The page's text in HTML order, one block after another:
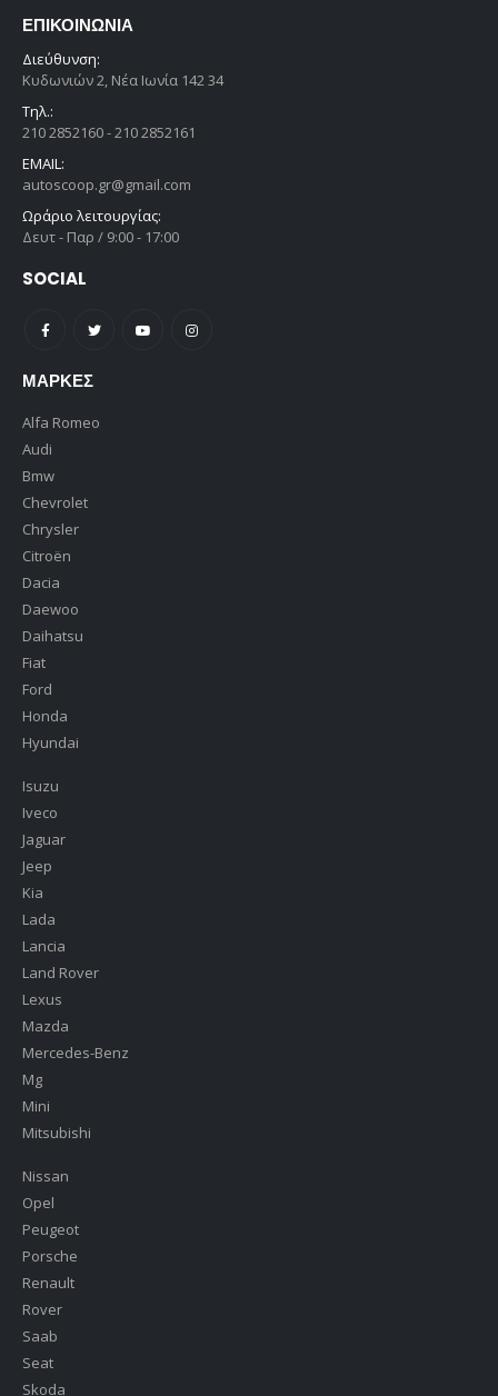
ΕΠΙΚΟΙΝΩΝΊΑ
Διεύθυνση:
Κυδωνιών 2, Νέα Ιωνία 142 34
Τηλ.:
210 2852160 - 210 2852161
EMAIL:
autoscoop.gr@gmail.com
Ωράριο λειτουργίας:
Δευτ - Παρ / 9:00 - 17:00
SOCIAL
ΜΆΡΚΕΣ
Alfa Romeo
Audi
Bmw
Chevrolet
Chrysler
Citroën
Dacia
Daewoo
Daihatsu
Fiat
Ford
Honda
Hyundai
Isuzu
Iveco
Jaguar
Jeep
Kia
Lada
Lancia
Land Rover
Lexus
Mazda
Mercedes-Benz
Mg
Mini
Mitsubishi
Nissan
Opel
Peugeot
Porsche
Renault
Rover
Saab
Seat
Skoda